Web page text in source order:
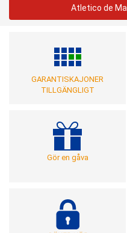
Atletico de
GARANTISKAJONER
TILLGÄNGLIGT
Gör en gåva